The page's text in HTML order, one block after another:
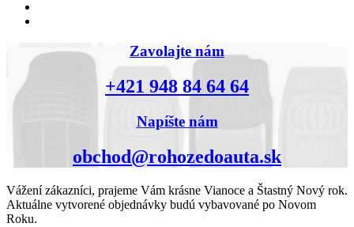
Zavolajte nám
+421 948 84 64 64
Napíšte nám
obchod@rohozedoauta.sk
Vážení zákazníci, prajeme Vám krásne Vianoce a Štastný Nový rok.
Aktuálne vytvorené objednávky budú vybavované po Novom
Roku.